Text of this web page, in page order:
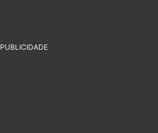
PUBLICIDADE